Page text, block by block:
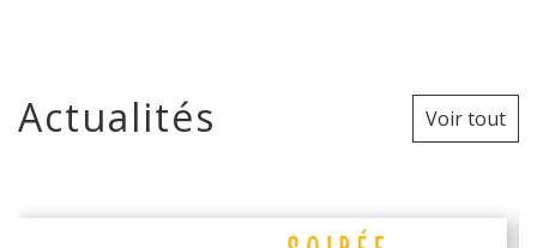
Actualités Voir tout